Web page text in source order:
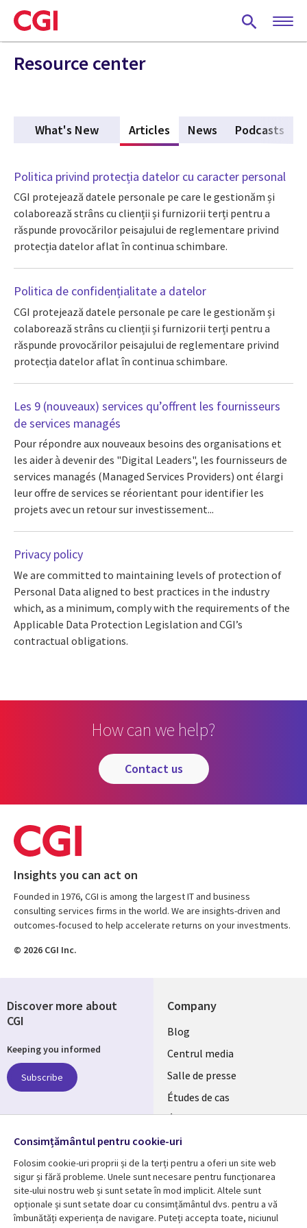
Skip
to
main
content
Resource center
What's New Articles (active tab)
News Podcasts
Politica privind protecția datelor cu caracter personal
CGI protejează datele personale pe care le gestionăm și
colaborează strâns cu clienții și furnizorii terți pentru a
răspunde provocărilor peisajului de reglementare privind
protecția datelor aflat în continua schimbare.
Politica de confidențialitate a datelor
CGI protejează datele personale pe care le gestionăm și
colaborează strâns cu clienții și furnizorii terți pentru a
răspunde provocărilor peisajului de reglementare privind
protecția datelor aflat în continua schimbare.
Les 9 (nouveaux) services qu’offrent les fournisseurs
de services managés
Pour répondre aux nouveaux besoins des organisations et
les aider à devenir des "Digital Leaders", les fournisseurs de
services managés (Managed Services Providers) ont élargi
leur offre de services se réorientant pour identifier les
projets avec un retour sur investissement...
Privacy policy
We are committed to maintaining levels of protection of
Personal Data aligned to best practices in the industry
which, as a minimum, comply with the requirements of the
Applicable Data Protection Legislation and CGI’s
contractual obligations.
How can we help?
contact us
Insights you can act on
Founded in 1976, CGI is among the largest IT and business
consulting services firms in the world. We are insights-driven and
outcomes-focused to help accelerate returns on your investments.
© 2026 CGI Inc.
Company
Useful
links
ROMANIA
RO
Blog
Centrul media
Salle de presse
Études de cas
Événements
Resource center Support
Discover more about
CGI
Keeping you informed
Subscribe
Consimțământul pentru cookie-uri
Folosim cookie-uri proprii și de la terți pentru a oferi un site web
sigur și fără probleme. Unele sunt necesare pentru funcționarea
site-ului nostru web și sunt setate în mod implicit. Altele sunt
opționale și sunt setate doar cu consimțământul dvs. pentru a vă
îmbunătăți experiența de navigare. Puteți accepta toate, niciunul